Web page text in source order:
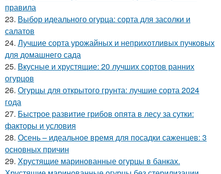
правила
23. Выбор идеального огурца: сорта для засолки и
салатов
24. Лучшие сорта урожайных и неприхотливых пучковых
для домашнего сада
25. Вкусные и хрустящие: 20 лучших сортов ранних
огурцов
26. Огурцы для открытого грунта: лучшие сорта 2024
года
27. Быстрое развитие грибов опята в лесу за сутки:
факторы и условия
28. Осень – идеальное время для посадки саженцев: 3
основных причин
29. Хрустящие маринованные огурцы в банках.